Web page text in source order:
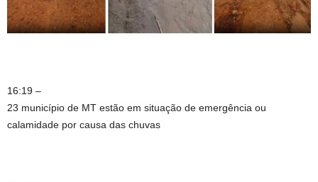
16:19 –
23 município de MT estão em situação de emergência ou
calamidade por causa das chuvas